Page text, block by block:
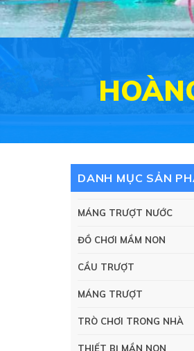
DANH MỤC SẢN
MÁNG TRƯỢT NƯỚC
ĐỒ CHƠI MẦM NON
CẦU TRƯỢT
MÁNG TRƯỢT
TRÒ CHƠI TRONG NHÀ
THIẾT BỊ MẦN NON